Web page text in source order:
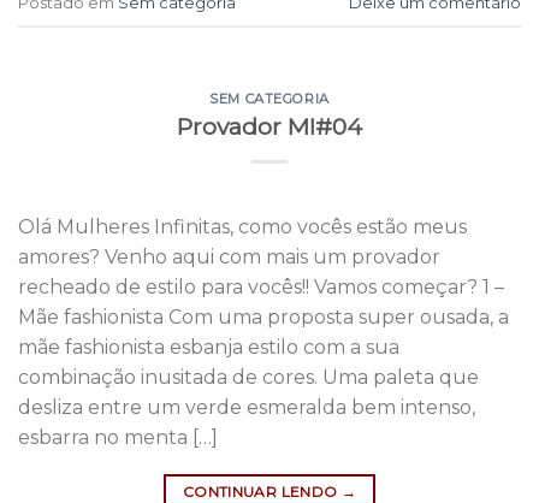
SEM CATEGORIA
Provador MI#04
Olá Mulheres Infinitas, como vocês estão meus
amores? Venho aqui com mais um provador
recheado de estilo para vocês!! Vamos começar? 1 –
Mãe fashionista Com uma proposta super ousada, a
mãe fashionista esbanja estilo com a sua
combinação inusitada de cores. Uma paleta que
desliza entre um verde esmeralda bem intenso,
esbarra no menta […]
CONTINUAR LENDO →